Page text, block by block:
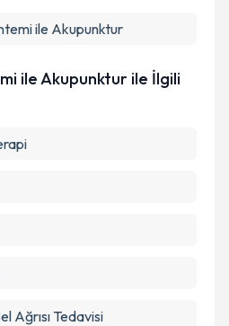
ile Akupunktur
ile Akupunktur ile İlgili
Ağrısı Tedavisi